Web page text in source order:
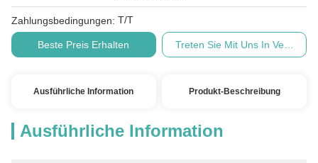
Zahlungsbedingungen: T/T
Beste Preis Erhalten Treten Sie Mit Uns In
Ausführliche Information Produkt-Beschreibung
Ausführliche Information